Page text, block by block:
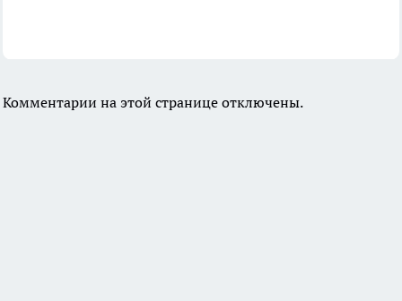
Комментарии на этой странице отключены.